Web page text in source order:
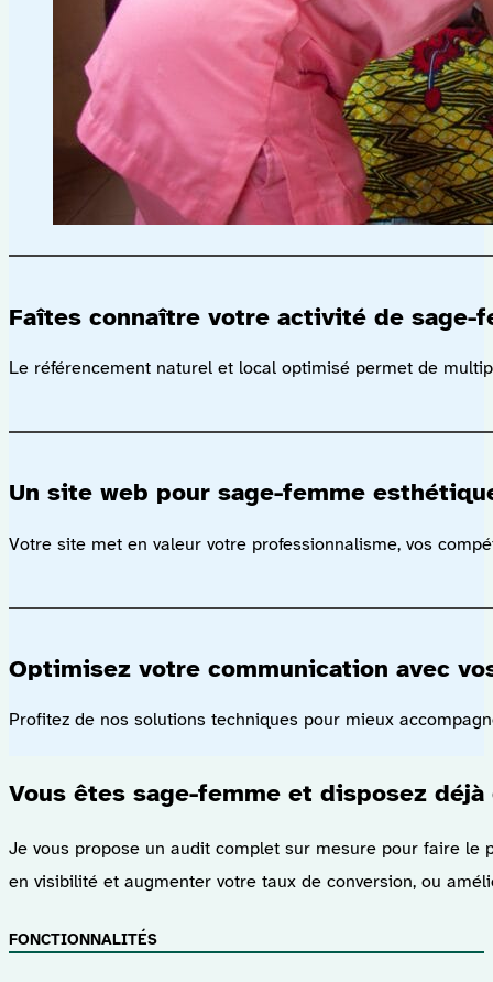
Faîtes connaître votre activité de sage-
Le référencement naturel et local optimisé permet de
Un site web pour sage-femme
Votre site met en valeur votre professionnalisme, vos
Optimisez votre communication avec
Profitez de nos solutions techniques pour mieux
Vous êtes sage-femme et disposez
Je vous propose un audit complet sur mesure pour faire
en visibilité et augmenter votre taux de conversion, ou
FONCTIONNALITÉS